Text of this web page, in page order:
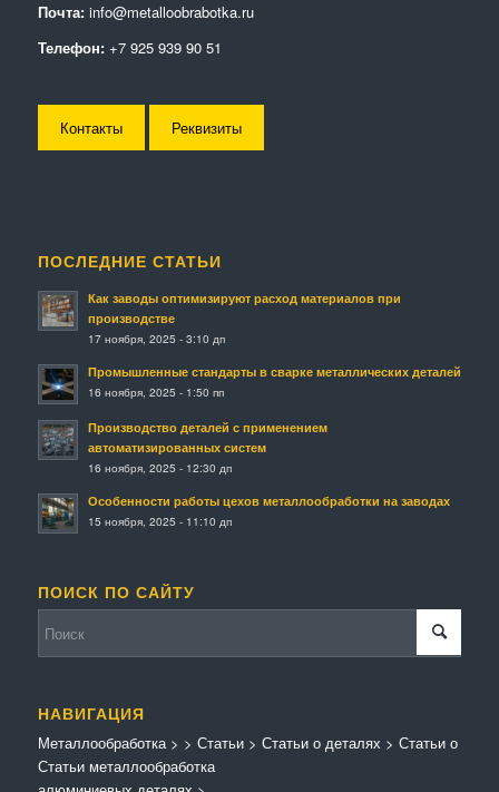
Почта: info@metalloobrabotka.ru
Телефон: +7 925 939 90 51
Контакты Реквизиты
ПОСЛЕДНИЕ СТАТЬИ
Как заводы оптимизируют расход материалов при
производстве
17 ноября, 2025 - 3:10 дп
Промышленные стандарты в сварке металлических деталей
16 ноября, 2025 - 1:50 пп
Производство деталей с применением
автоматизированных систем
16 ноября, 2025 - 12:30 дп
Особенности работы цехов металлообработки на заводах
15 ноября, 2025 - 11:10 дп
ПОИСК ПО САЙТУ
НАВИГАЦИЯ
Металлообработка>
Статьи металлообработка
> Статьи> Статьи о деталях > Статьи о